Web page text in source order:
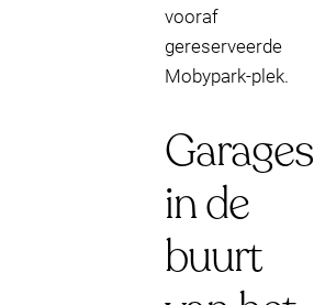
vooraf
gereserveerde
Mobypark-plek.
Garages
in de
buurt